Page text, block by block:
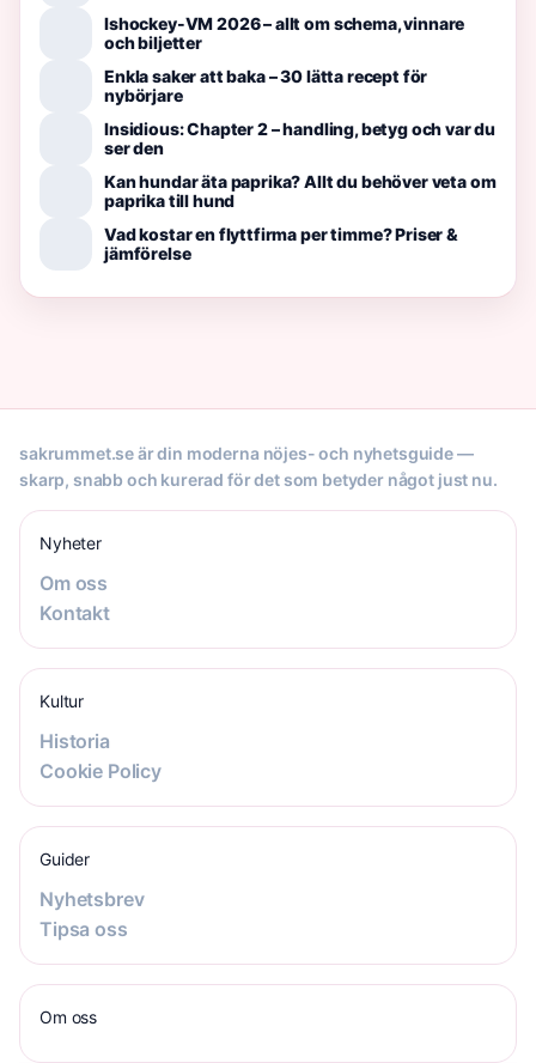
Ishockey-VM 2026 – allt om schema, vinnare
och biljetter
Enkla saker att baka – 30 lätta recept för
nybörjare
Insidious: Chapter 2 – handling, betyg och var du
ser den
Kan hundar äta paprika? Allt du behöver veta om
paprika till hund
Vad kostar en flyttfirma per timme? Priser &
jämförelse
sakrummet.se är din moderna nöjes- och nyhetsguide —
skarp, snabb och kurerad för det som betyder något just nu.
Nyheter
Om oss
Kontakt
Kultur
Historia
Cookie Policy
Guider
Nyhetsbrev
Tipsa oss
Om oss